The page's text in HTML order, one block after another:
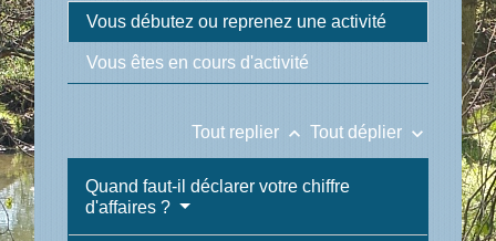
Vous débutez ou reprenez une activité
Vous êtes en cours d'activité
Tout replier keyboard_arrow_up Tout déplier keyboard_arrow_down
Quand faut-il déclarer votre chiffre
d'affaires ?